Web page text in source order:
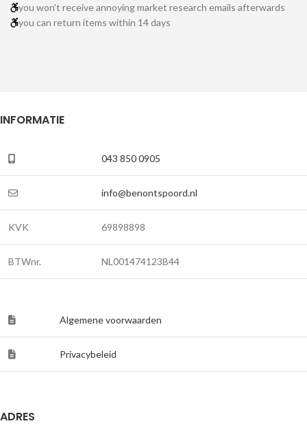
you won't receive annoying market research emails afterwards
you can return items within 14 days
INFORMATIE
043 850 0905
info@benontspoord.nl
KVK 69898898
BTWnr. NL001474123B44
Algemene voorwaarden
Privacybeleid
ADRES